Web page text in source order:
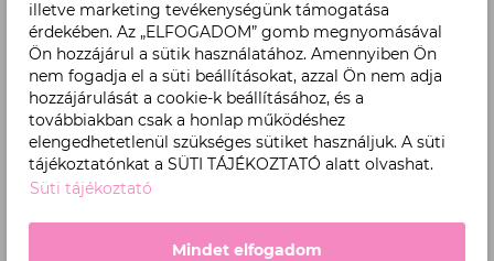
EZEKET VÁSÁROLTÁK MÁSOK, AKIK
EZT A TERMÉKET VETTÉK
illetve marketing tevékenységünk támogatása
érdekében. Az „ELFOGADOM” gomb megnyomásával
Ön hozzájárul a sütik használatához. Amennyiben Ön
nem fogadja el a süti beállításokat, azzal Ön nem adja
hozzájárulását a cookie-k beállításához, és a
továbbiakban csak a honlap működéshez
elengedhetetlenül szükséges sütiket használjuk. A süti
tájékoztatónkat a SÜTI TÁJÉKOZTATÓ alatt olvashat.
Süti tájékoztató
Mindet elfogadom